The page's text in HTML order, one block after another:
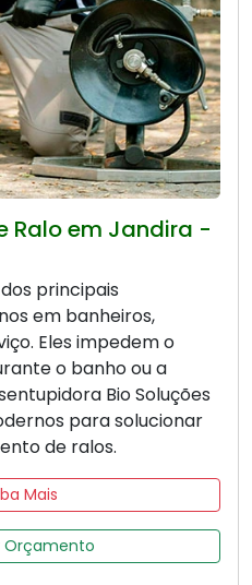
Ralo em Jandira -
principais
em banheiros,
Eles impedem o
o banho ou a
Bio Soluções
para solucionar
de ralos.
Mais
Orçamento